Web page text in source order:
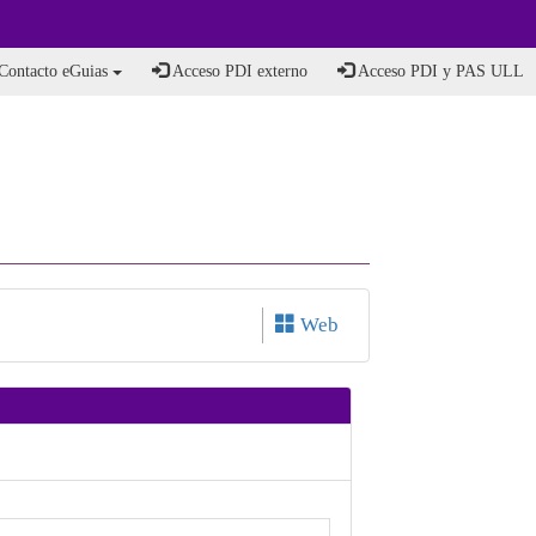
eGuias Acceso PDI externo Acceso PDI y PAS ULL
Web